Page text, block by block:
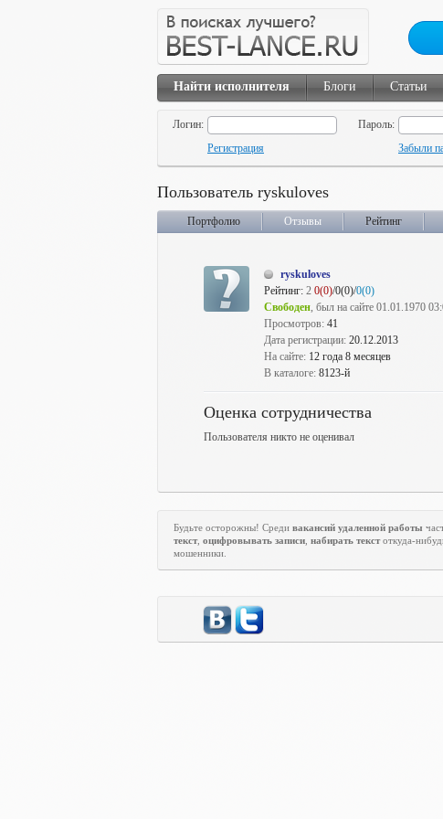
Найти исполнителя Блоги Статьи
Логин:
Пароль:
Регистрация
Забыли
Пользователь ryskuloves
Портфолио Отзывы Рейтинг
ryskuloves
Рейтинг: 2 0(0)/0(0)/0(0)
Свободен, был на сайте 01.01.1970
Просмотров: 41
Дата регистрации: 20.12.2013
На сайте: 12 года 8 месяцев
В каталоге: 8123-й
Оценка сотрудничества
Пользователя никто не оценивал
Будьте осторожны! Среди вакансий удаленной работы
текст, оцифровывать записи набирать текстоткуда-
мошенники.